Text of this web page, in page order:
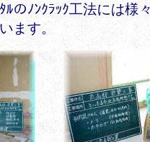
ﾙのﾉﾝｸﾗｯｸ工法には様
ます。